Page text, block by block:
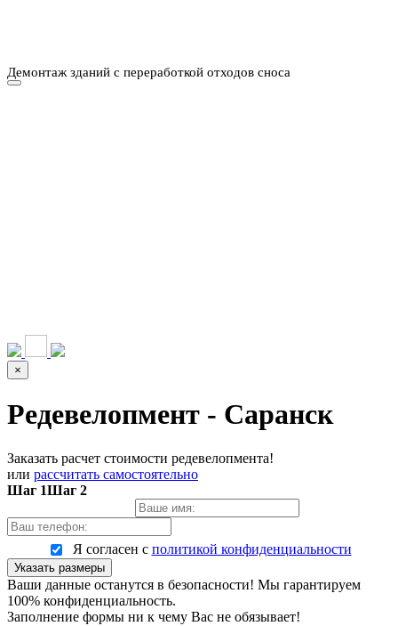
Демонтаж зданий с переработкой отходов сноса
×
Редевелопмент - Саранск
Заказать расчет стоимости редевелопмента!
или рассчитать самостоятельно
Шаг 1Шаг 2
Я согласен с политикой конфиденциальности
Указать размеры
Ваши данные останутся в безопасности! Мы гарантируем
100% конфиденциальность.
Заполнение формы ни к чему Вас не обязывает!